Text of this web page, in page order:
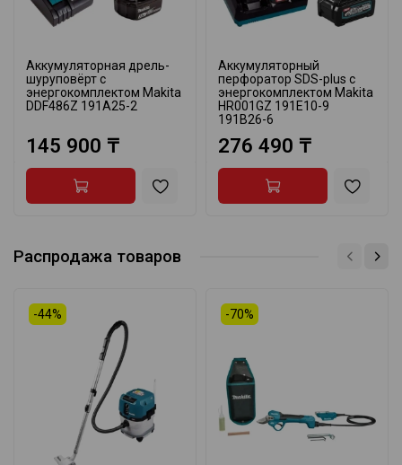
Аккумуляторная дрель-
шуруповёрт с
энергокомплектом Makita
DDF486Z 191A25-2
145 900 ₸
Аккумуляторный
перфоратор SDS-plus с
энергокомплектом Makita
HR001GZ 191E10-9
191B26-6
276 490 ₸
Распродажа товаров
-44% -70%